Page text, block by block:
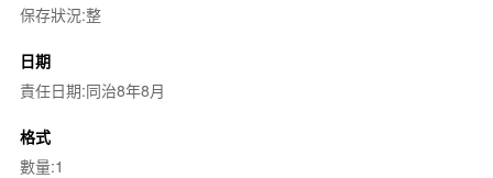
保存狀況:整
日期
責任日期:同治8年8月
格式
數量:1